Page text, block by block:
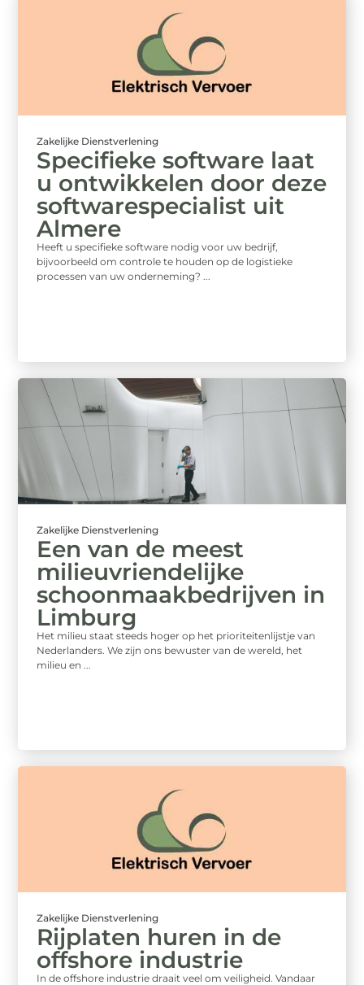
Zakelijke Dienstverlening
Specifieke software laat
u ontwikkelen door deze
softwarespecialist uit
Almere
Heeft u specifieke software nodig voor uw bedrijf,
bijvoorbeeld om controle te houden op de logistieke
processen van uw onderneming? ...
Zakelijke Dienstverlening
Een van de meest
milieuvriendelijke
schoonmaakbedrijven in
Limburg
Het milieu staat steeds hoger op het prioriteitenlijstje van
Nederlanders. We zijn ons bewuster van de wereld, het
milieu en ...
Zakelijke Dienstverlening
Rijplaten huren in de
offshore industrie
In de offshore industrie draait veel om veiligheid. Vandaar